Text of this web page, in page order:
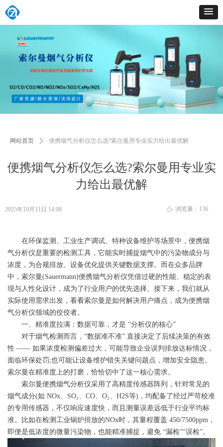
便携烟气分析仪怎么选?索尔曼用专业实
力给出最优解
网站首页 ꄲ 便携烟气分析仪怎么选?索尔曼用专业实力给出最优解
在环保监测、工业生产调试、特种设备维护等场景中，便携烟
气分析仪是重要的检测工具，它能实时捕捉烟气中的污染物成分与
浓度，为合规排放、设备优化提供关键数据支撑。而在众多品牌
中，索尔曼(Sauermann)便携烟气分析仪凭借过硬的性能、稳定的表
现与人性化设计，成为了行业用户的优先选择。接下来，我们就从
实际使用需求出发，看看索尔曼是如何解决用户痛点，成为便携烟
气分析仪领域的佼佼者。
一、精准度拉满：数据可靠，才是 “分析仪的核心”
对于烟气检测而言，“数据准不准” 直接决定了后续决策的有效
性 —— 如果浓度检测偏差过大，可能导致企业误判排放达标情况，
面临环保处罚;也可能让设备维护错失关键问题点，增加安全隐患。
索尔曼在精准度上的打磨，恰恰切中了这一核心需求。
索尔曼便携烟气分析仪采用了高精度传感器阵列，针对常见的
烟气成分(如 NOx、SO₂、CO、O₂、H2S等)，均配备了经过严苛校准
的专用传感器，不仅响应速度快，而且测量误差远低于行业平均标
准。比如在检测工业锅炉排放的NOx时，其量程覆盖 450/7500ppm，
即便是低浓度的微量污染物，也能精准捕捉，避免 “漏检”“误检”。
2025年10月11日 14:08 ꄘ 浏览量： 136